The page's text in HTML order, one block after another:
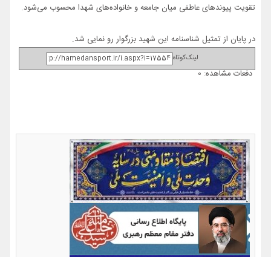
تقویت پیوندهای عاطفی میان جامعه و خانواده‌های شهدا محسوب می‌شود.
در پایان از تمثیل شناسنامه این شهید بزرگوار رو نمایی شد.
لینک‌کوتاه
دفعات مشاهده: 0